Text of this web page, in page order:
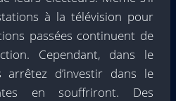
à la télévision pour
passées continuent de
Cependant, dans le
d’investir dans le
en souffriront. Des